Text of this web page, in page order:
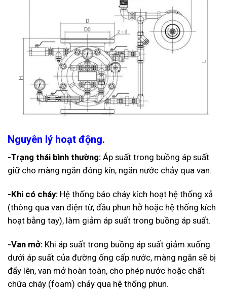
Nguyên lý hoạt động.
-Trạng thái bình thường: Áp suất trong buồng áp suất
giữ cho màng ngăn đóng kín, ngăn nước chảy qua van.
-Khi có cháy: Hệ thống báo cháy kích hoạt hệ thống xả
(thông qua van điện từ, đầu phun hở hoặc hệ thống kích
hoạt bằng tay), làm giảm áp suất trong buồng áp suất.
-Van mở: Khi áp suất trong buồng áp suất giảm xuống
dưới áp suất của đường ống cấp nước, màng ngăn sẽ bị
đẩy lên, van mở hoàn toàn, cho phép nước hoặc chất
chữa cháy (foam) chảy qua hệ thống phun.